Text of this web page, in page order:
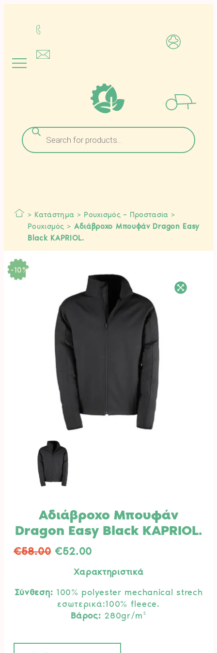
περιεχόμενο
Αναζήτηση
προϊόντων
> Κατάστημα > Ρουχισμός – Προστασία >
Ρουχισμός > Αδιάβροχο Μπουφάν Dragon Easy
Black KAPRIOL.
-10%
Αδιάβροχο Μπουφάν
Dragon Easy Black KAPRIOL.
€58.00 Original
was:
€58.00.
€52.00
τιμή
είναι:
€52.00.
Χαρακτηριστικά
Σύνθεση: 100% polyester mechanical strech
εσωτερικά:100% fleece.
Βάρος: 280gr/m²